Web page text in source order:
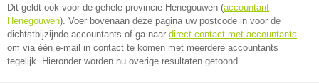
Dit geldt ook voor de gehele provincie Henegouwen (accountant
Henegouwen). Voer bovenaan deze pagina uw postcode in voor de
dichtstbijzijnde accountants of ga naar direct contact met accountants
om via één e-mail in contact te komen met meerdere accountants
tegelijk. Hieronder worden nu overige resultaten getoond.